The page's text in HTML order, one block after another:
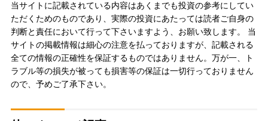
当サイトに記載されている内容はあくまでも投資の参考にしてい
ただくためのものであり、実際の投資にあたっては読者ご自身の
判断と責任において行って下さいますよう、お願い致します。 当
サイトの掲載情報は細心の注意を払っておりますが、記載される
全ての情報の正確性を保証するものではありません。万が一、ト
ラブル等の損失が被っても損害等の保証は一切行っておりません
ので、予めご了承下さい。